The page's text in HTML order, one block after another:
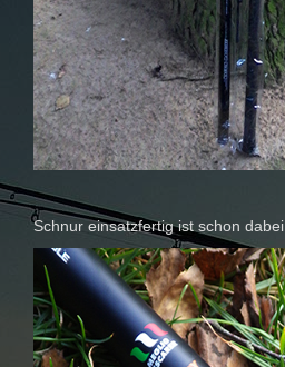
Schnur einsatzfertig ist schon dabei